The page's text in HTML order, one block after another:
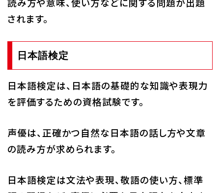
されます。
日本語検定
日本語検定は、日本語の基礎的な知識や表現力
を評価するための資格試験です。
声優は、正確かつ自然な日本語の話し方や文章
の読み方が求められます。
日本語検定は文法や表現、敬語の使い方、標準